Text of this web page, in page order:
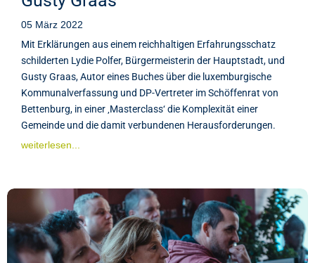
05 März 2022
Mit Erklärungen aus einem reichhaltigen Erfahrungsschatz
schilderten Lydie Polfer, Bürgermeisterin der Hauptstadt, und
Gusty Graas, Autor eines Buches über die luxemburgische
Kommunalverfassung und DP-Vertreter im Schöffenrat von
Bettenburg, in einer ‚Masterclass‘ die Komplexität einer
Gemeinde und die damit verbundenen Herausforderungen.
weiterlesen...